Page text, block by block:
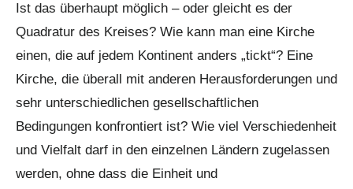
Ist das überhaupt möglich – oder gleicht es der
Quadratur des Kreises? Wie kann man eine Kirche
einen, die auf jedem Kontinent anders „tickt“? Eine
Kirche, die überall mit anderen Herausforderungen und
sehr unterschiedlichen gesellschaftlichen
Bedingungen konfrontiert ist? Wie viel Verschiedenheit
und Vielfalt darf in den einzelnen Ländern zugelassen
werden, ohne dass die Einheit und